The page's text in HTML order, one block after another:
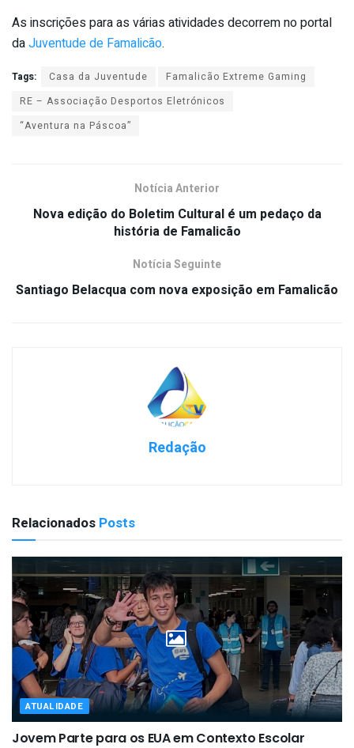
As inscrições para as várias atividades decorrem no portal
daJuventude de Famalicão.
Tags: Casa da Juventude
Famalicão Extreme Gaming
RE – Associação Desportos Eletrónicos
“Aventura na Páscoa”
Notícia Anterior
Nova edição do Boletim Cultural é um pedaço da
história de Famalicão
Notícia Seguinte
Santiago Belacqua com nova exposição em Famalicão
Redação
Relacionados Posts
ATUALIDADE
Jovem Parte para os EUA em Contexto Escolar